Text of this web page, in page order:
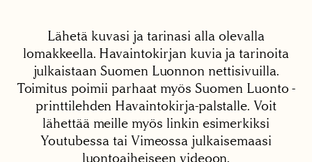
Lähetä kuvasi ja tarinasi alla olevalla
lomakkeella. Havaintokirjan kuvia ja tarinoita
julkaistaan Suomen Luonnon nettisivuilla.
Toimitus poimii parhaat myös Suomen Luonto -
printtilehden Havaintokirja-palstalle. Voit
lähettää meille myös linkin esimerkiksi
Youtubessa tai Vimeossa julkaisemaasi
luontoaiheiseen videoon.